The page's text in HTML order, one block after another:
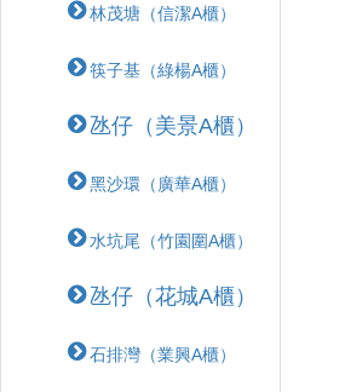
林茂塘（信潔A櫃）
筷子基（綠楊A櫃）
氹仔（美景A櫃）
黑沙環（廣華A櫃）
水坑尾（竹園圍A櫃）
氹仔（花城A櫃）
石排灣（業興A櫃）